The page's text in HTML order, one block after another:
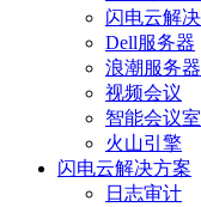
闪电云解
Dell服务器
浪潮服务器
视频会议
智能会议
火山引擎
闪电云解决方案
日志审计